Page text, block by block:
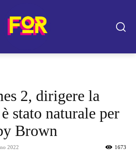
2, dirigere la
stato naturale per
Brown
2022 1673